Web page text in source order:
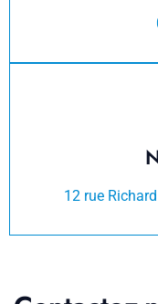
12 rue